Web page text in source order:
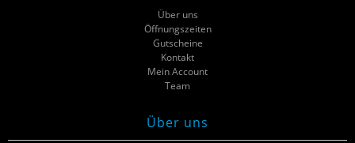
Über uns
Öffnungszeiten
Gutscheine
Kontakt
Mein Account
Team
Über uns